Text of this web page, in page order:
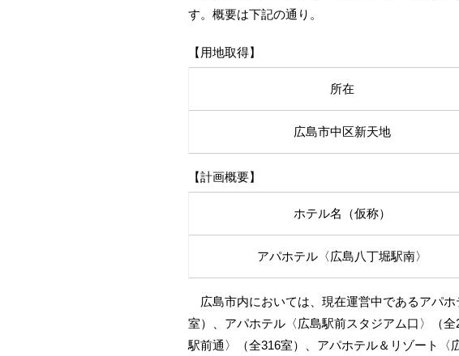
す。概要は下記の通り。
【用地取得】
所在
広島市中区新天地
【計画概要】
ホテル名（仮称）
アパホテル〈広島八丁堀駅南〉
広島市内においては、現在運営中であるアパ
室）、アパホテル〈広島駅前スタジアム口〉（
駅前通〉（全316室）、アパホテル＆リゾート